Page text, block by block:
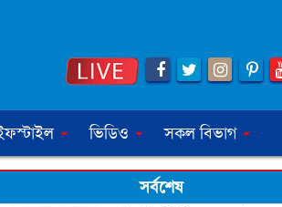
ভিডিও সকল বিভাগ
সর্বশেষ